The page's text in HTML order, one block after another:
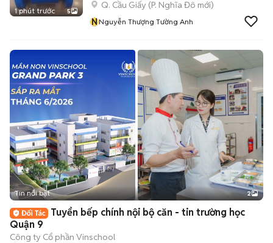
1 phút trước 5
Q. Cầu Giấy (P. Nghĩa Đô mới)
NNguyễn Thượng Tường Anh
Tin nổi bật 2
Tuyển bếp chính nội bộ căn - tin trường học
Quận 9
Công ty Cổ phần Vinschool